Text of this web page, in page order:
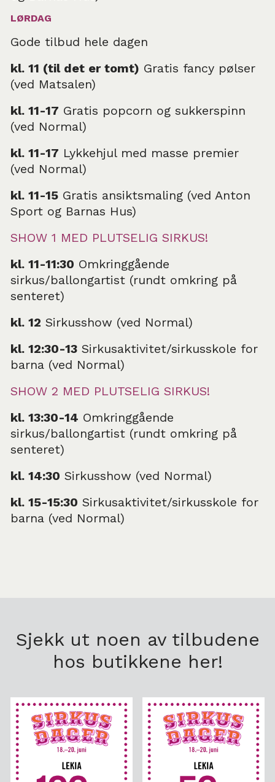
LØRDAG
Gode tilbud hele dagen
kl. 11 (til det er tomt) Gratis fancy pølser
(ved Matsalen)
kl. 11-17 Gratis popcorn og sukkerspinn
(ved Normal)
kl. 11-17 Lykkehjul med masse premier
(ved Normal)
kl. 11-15 Gratis ansiktsmaling (ved Anton
Sport og Barnas Hus)
SHOW 1 MED PLUTSELIG SIRKUS!
kl. 11-11:30 Omkringgående
sirkus/ballongartist (rundt omkring på
senteret)
kl. 12 Sirkusshow (ved Normal)
kl. 12:30-13 Sirkusaktivitet/sirkusskole for
barna (ved Normal)
SHOW 2 MED PLUTSELIG SIRKUS!
kl. 13:30-14 Omkringgående
sirkus/ballongartist (rundt omkring på
senteret)
kl. 14:30 Sirkusshow (ved Normal)
kl. 15-15:30 Sirkusaktivitet/sirkusskole for
barna (ved Normal)
Sjekk ut noen av tilbudene
hos butikkene her!